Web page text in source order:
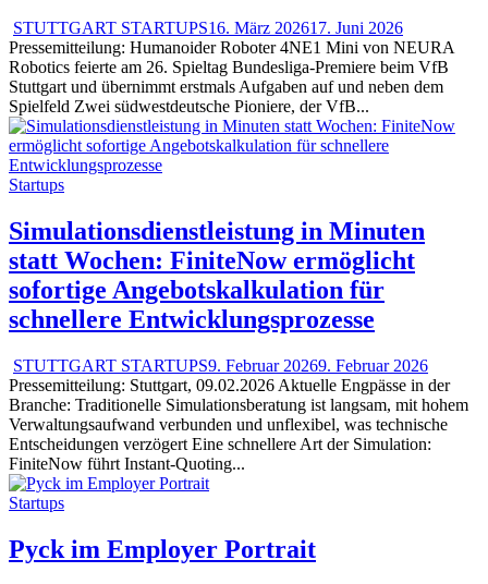
STUTTGART STARTUPS16. März 202617. Juni 2026
Pressemitteilung: Humanoider Roboter 4NE1 Mini von NEURA
Robotics feierte am 26. Spieltag Bundesliga-Premiere beim VfB
Stuttgart und übernimmt erstmals Aufgaben auf und neben dem
Spielfeld Zwei südwestdeutsche Pioniere, der VfB...
Startups
Simulationsdienstleistung in Minuten
statt Wochen: FiniteNow ermöglicht
sofortige Angebotskalkulation für
schnellere Entwicklungsprozesse
STUTTGART STARTUPS9. Februar 20269. Februar 2026
Pressemitteilung: Stuttgart, 09.02.2026 Aktuelle Engpässe in der
Branche: Traditionelle Simulationsberatung ist langsam, mit hohem
Verwaltungsaufwand verbunden und unflexibel, was technische
Entscheidungen verzögert Eine schnellere Art der Simulation:
FiniteNow führt Instant-Quoting...
Startups
Pyck im Employer Portrait